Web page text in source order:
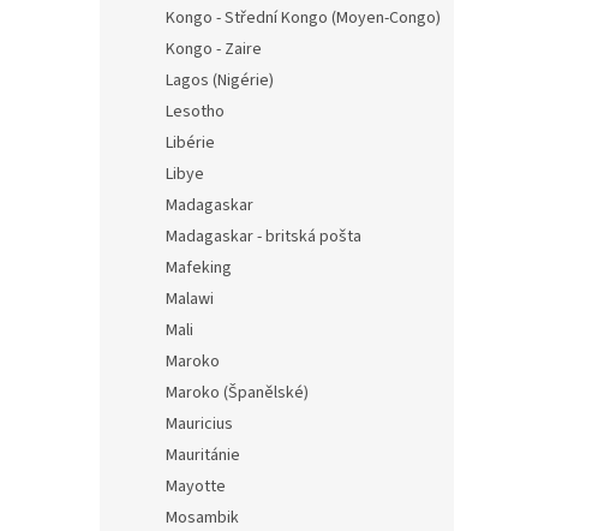
Kongo - Střední Kongo (Moyen-Congo)
Kongo - Zaire
Lagos (Nigérie)
Lesotho
Libérie
Libye
Madagaskar
Madagaskar - britská pošta
Mafeking
Malawi
Mali
Maroko
Maroko (Španělské)
Mauricius
Mauritánie
Mayotte
Mosambik